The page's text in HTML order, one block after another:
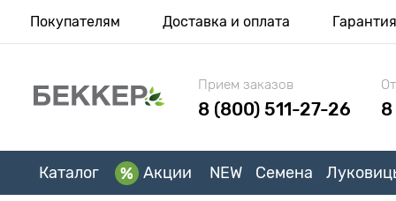
Покупателям Доставка и оплата Гарантия
Прием заказов
8 (800) 511-27-26
Каталог Акции NEW Семена